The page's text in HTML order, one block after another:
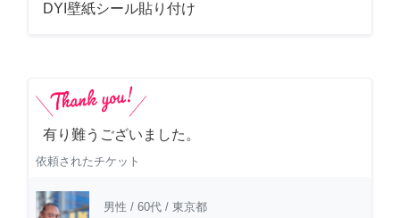
DYI壁紙シール貼り付け
有り難うございました。
依頼されたチケット
男性 / 60代 / 東京都